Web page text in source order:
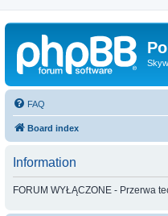
FAQ
Board index
Information
FORUM WYŁĄCZONE - Przerwa